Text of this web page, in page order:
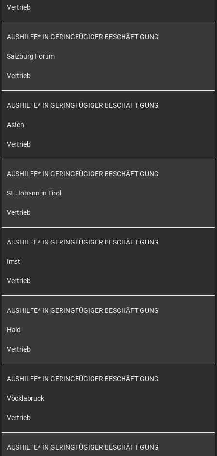
Vertrieb
AUSHILFE* IN GERINGFÜGIGER BESCHÄFTIGUNG
Salzburg Forum
Vertrieb
AUSHILFE* IN GERINGFÜGIGER BESCHÄFTIGUNG
Asten
Vertrieb
AUSHILFE* IN GERINGFÜGIGER BESCHÄFTIGUNG
St. Johann in Tirol
Vertrieb
AUSHILFE* IN GERINGFÜGIGER BESCHÄFTIGUNG
Imst
Vertrieb
AUSHILFE* IN GERINGFÜGIGER BESCHÄFTIGUNG
Haid
Vertrieb
AUSHILFE* IN GERINGFÜGIGER BESCHÄFTIGUNG
Vöcklabruck
Vertrieb
AUSHILFE* IN GERINGFÜGIGER BESCHÄFTIGUNG